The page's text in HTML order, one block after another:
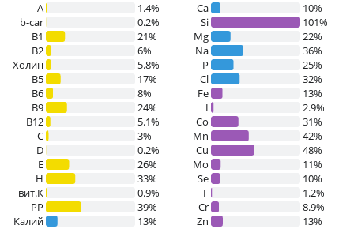
A
1.4%
b-car
0.2%
В1
21%
B2
6%
Холин
5.8%
B5
17%
B6
8%
B9
24%
B12
5.1%
C
3%
D
0.2%
E
26%
H
33%
вит.К
0.9%
PP
39%
Калий
13%
Ca
10%
Si
101%
Mg
22%
Na
36%
P
25%
Cl
32%
Fe
13%
I
2.9%
Co
31%
Mn
42%
Cu
48%
Mo
11%
Se
10%
F
1.2%
Cr
8.9%
Zn
13%